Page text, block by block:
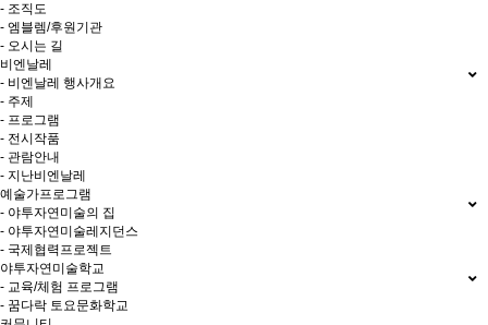
- 조직도
- 엠블렘/후원기관
- 오시는 길
비엔날레
- 비엔날레 행사개요
- 주제
- 프로그램
- 전시작품
- 관람안내
- 지난비엔날레
예술가프로그램
- 야투자연미술의 집
- 야투자연미술레지던스
- 국제협력프로젝트
야투자연미술학교
- 교육/체험 프로그램
- 꿈다락 토요문화학교